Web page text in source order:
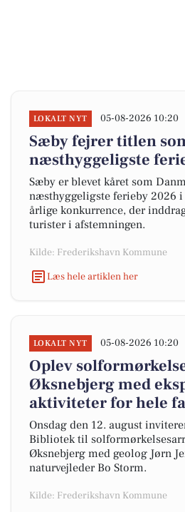
LOKALT NYT 05-08-2026 10:20
Sæby fejrer titlen
næsthyggeligste
Sæby er blevet kåret som
næsthyggeligste ferieby 2026 i
årlige konkurrence, der
turister i afstemningen.
Kilde: Frederikshavn Kommune
Læs hele artiklen her
LOKALT NYT 05-08-2026 10:20
Oplev
Øksnebjerg med
aktiviteter for hele
Onsdag den 12. august
Bibliotek til
Øksnebjerg med geolog Jørn
naturvejleder Bo Storm.
Kilde: Frederikshavn Kommune